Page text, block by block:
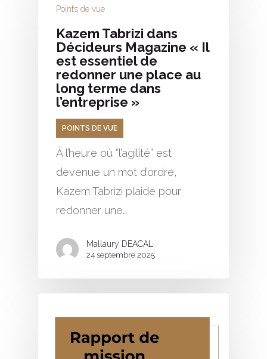
Points de vue
Kazem Tabrizi dans
Décideurs Magazine « Il
est essentiel de
redonner une place au
long terme dans
l’entreprise »
POINTS DE VUE
À l’heure où “l’agilité” est
devenue un mot d’ordre,
Kazem Tabrizi plaide pour
redonner une…
Mallaury DEACAL
24 septembre 2025